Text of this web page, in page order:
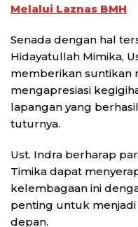
Melalui Laznas BMH
Senada dengan hal
Hidayatullah Mimika,
memberikan suntikan
mengapresiasi
lapangan yang
tuturnya.
Ust. Indra berharap
Timika dapat
kelembagaan ini
penting untuk
depan.